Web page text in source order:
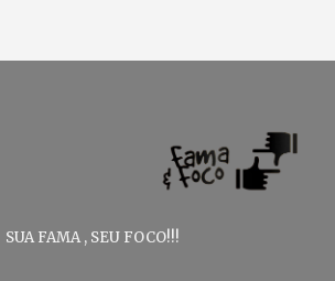
SUA FAMA , SEU FOCO!!!